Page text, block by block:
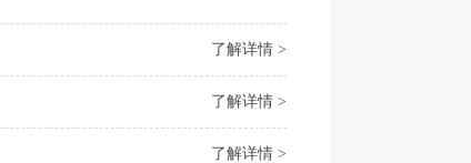
了解详情 >
了解详情 >
了解详情 >